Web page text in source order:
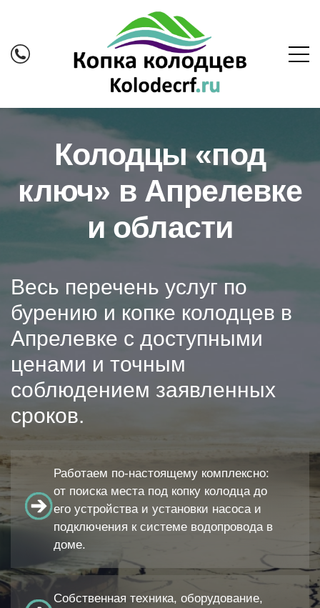
Колодцы «под
ключ» в Апрелевке
и области
Весь перечень услуг по
бурению и копке колодцев в
Апрелевке с доступными
ценами и точным
соблюдением заявленных
сроков.
Работаем по-настоящему комплексно:
от поиска места под копку колодца до
его устройства и установки насоса и
подключения к системе водопровода в
доме.
Собственная техника, оборудование,